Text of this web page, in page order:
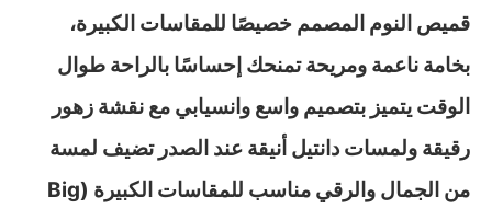
قميص النوم المصمم خصيصًا للمقاسات الكبيرة،
بخامة ناعمة ومريحة تمنحك إحساسًا بالراحة طوال
الوقت يتميز بتصميم واسع وانسيابي مع نقشة زهور
رقيقة ولمسات دانتيل أنيقة عند الصدر تضيف لمسة
من الجمال والرقي مناسب للمقاسات الكبيرة (Big